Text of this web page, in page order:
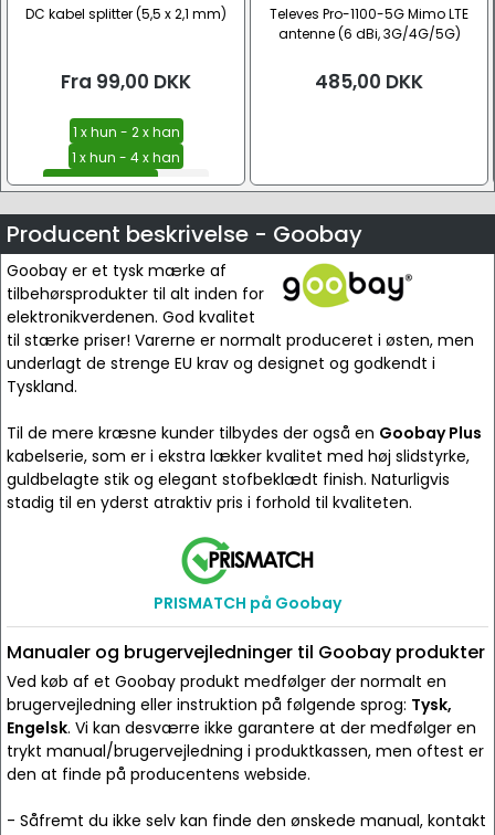
DC kabel splitter (5,5 x 2,1 mm)
Fra 99,00 DKK
1 x hun - 2 x han
1 x hun - 4 x han
1 x hun - 6 x han Se alle
Televes Pro-1100-5G Mimo LTE
antenne (6 dBi, 3G/4G/5G)
485,00 DKK
Producent beskrivelse - Goobay
Goobay er et tysk mærke af
tilbehørsprodukter til alt inden for
elektronikverdenen. God kvalitet
til stærke priser! Varerne er normalt produceret i østen, men
underlagt de strenge EU krav og designet og godkendt i
Tyskland.
Til de mere kræsne kunder tilbydes der også en Goobay Plus
kabelserie, som er i ekstra lækker kvalitet med høj slidstyrke,
guldbelagte stik og elegant stofbeklædt finish. Naturligvis
stadig til en yderst atraktiv pris i forhold til kvaliteten.
PRISMATCH på Goobay
Manualer og brugervejledninger til Goobay produkter
Ved køb af et Goobay produkt medfølger der normalt en
brugervejledning eller instruktion på følgende sprog: Tysk,
Engelsk. Vi kan desværre ikke garantere at der medfølger en
trykt manual/brugervejledning i produktkassen, men oftest er
den at finde på producentens webside.
- Såfremt du ikke selv kan finde den ønskede manual, kontakt